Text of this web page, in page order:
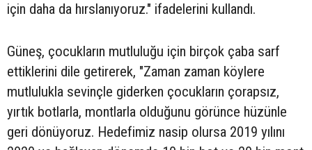
için daha da hırslanıyoruz." ifadelerini kullandı.
Güneş, çocukların mutluluğu için birçok çaba sarf
ettiklerini dile getirerek, "Zaman zaman köylere
mutlulukla sevinçle giderken çocukların çorapsız,
yırtık botlarla, montlarla olduğunu görünce hüzünle
geri dönüyoruz. Hedefimiz nasip olursa 2019 yılını